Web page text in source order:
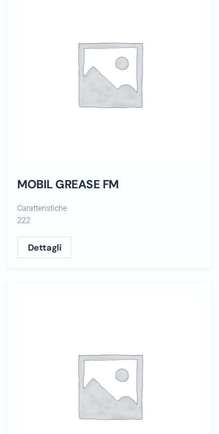
MOBIL GREASE FM
Caratteristiche
222
Dettagli